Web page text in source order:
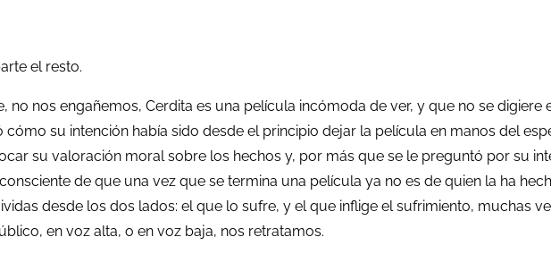
el resto.
nos engañemos, Cerdita es una película incómoda de ver, y que no se
su intención había sido desde el principio dejar la película en manos del
su valoración moral sobre los hechos y, por más que se le preguntó por su
de que una vez que se termina una película ya no es de quien la ha
desde los dos lados: el que lo sufre, y el que inflige el sufrimiento, muchas
en voz alta, o en voz baja, nos retratamos.